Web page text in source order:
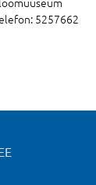
5257662